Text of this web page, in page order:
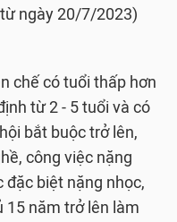
ngày 20/7/2023)
chế có tuổi thấp hơn
từ 2 - 5 tuổi và có
bắt buộc trở lên,
công việc nặng
đặc biệt nặng nhọc,
15 năm trở lên làm